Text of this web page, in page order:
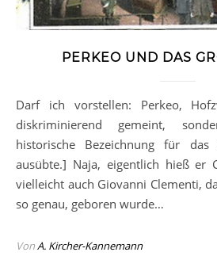
PERKEO UND DAS
Darf ich vorstellen: Perkeo, Hofzwerg. [Das ist nicht
diskriminierend gemeint,
historische Bezeichnung für
ausübte.] Naja, eigentlich hieß er
vielleicht auch Giovanni Clementi,
so genau, geboren wurde…
VonA. Kircher-Kannemann